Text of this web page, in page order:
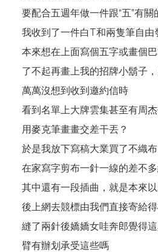
要配合五週年做一件跟“五”有
我收到了一件白T和兩隻筆自由
本來想在上面寫個五字或畫個
了不起再畫上我的招牌小鬍子
萬萬沒想到收到邀約信時
看到名單上大牌雲集甚至有周
用麥克筆畫畫交差干丟？
於是我放下寫稿大業買了不織
在家寫字剪布一針一線的差不
其中還有一段插曲，就是本來
後上網去競標由我們直接寄給
縫了兩針後嬌嬌女哇奔郎覺得
臂有辦划承受這些嗎